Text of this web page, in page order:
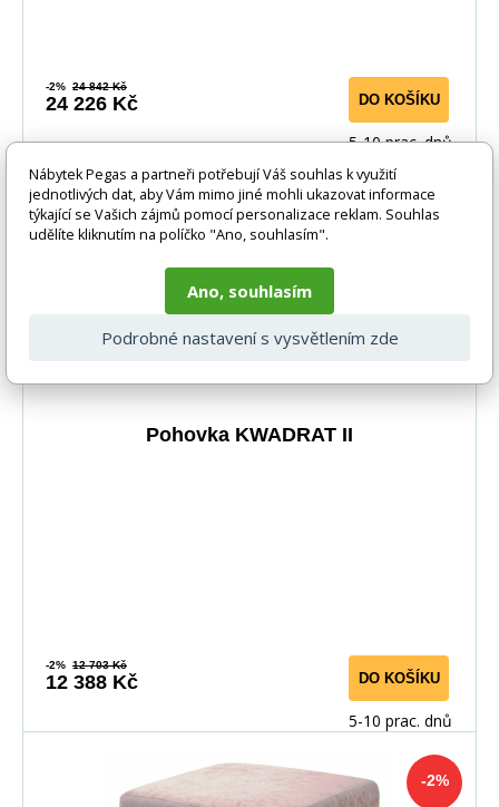
-2% 24 842 Kč
24 226 Kč DO KOŠÍKU
5-10 prac. dnů
-2%
Pohovka KWADRAT II
-2% 12 703 Kč
12 388 Kč DO KOŠÍKU
5-10 prac. dnů
-2%
Nábytek Pegas a partneři potřebují Váš souhlas k využití
jednotlivých dat, aby Vám mimo jiné mohli ukazovat informace
týkající se Vašich zájmů pomocí personalizace reklam. Souhlas
udělíte kliknutím na políčko "Ano, souhlasím".
Ano, souhlasím
Podrobné nastavení s vysvětlením zde